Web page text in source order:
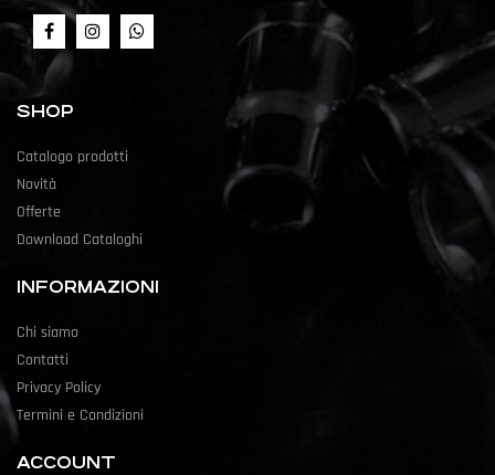
SHOP
Catalogo prodotti
Novità
Offerte
Download Cataloghi
INFORMAZIONI
Chi siamo
Contatti
Privacy Policy
Termini e Condizioni
ACCOUNT